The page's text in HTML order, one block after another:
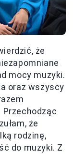
że
mocy muzyki.
oraz wszyscy
że
rodzinę,
do muzyki. Z